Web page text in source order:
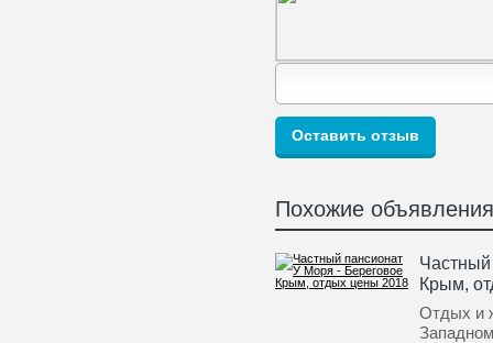
Похожие объявления
Крым,
Отдых и